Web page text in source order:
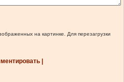
на картинке. Для перезагрузки
|